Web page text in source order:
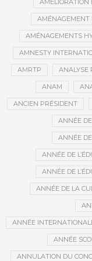
AMÉLIORATION
AMÉNAGEMENT
AMÉNAGEMENTS
AMNESTY
AMRTP ANALYSE
ANAM
ANCIEN PRÉSIDENT
ANNÉE
ANNÉE
ANNÉE DE
ANNÉE DE
ANNÉE DE LA
ANNÉE
ANNÉE
ANNULATION DU